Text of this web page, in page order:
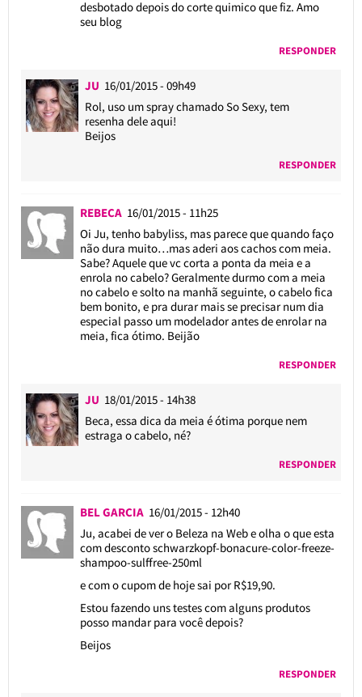
desbotado depois do corte quimico que fiz. Amo
seu blog
RESPONDER
JU 16/01/2015 - 09h49
Rol, uso um spray chamado So Sexy, tem
resenha dele aqui!
Beijos
RESPONDER
REBECA 16/01/2015 - 11h25
Oi Ju, tenho babyliss, mas parece que quando faço
não dura muito…mas aderi aos cachos com meia.
Sabe? Aquele que vc corta a ponta da meia e a
enrola no cabelo? Geralmente durmo com a meia
no cabelo e solto na manhã seguinte, o cabelo fica
bem bonito, e pra durar mais se precisar num dia
especial passo um modelador antes de enrolar na
meia, fica ótimo. Beijão
RESPONDER
JU 18/01/2015 - 14h38
Beca, essa dica da meia é ótima porque nem
estraga o cabelo, né?
RESPONDER
BEL GARCIA 16/01/2015 - 12h40
Ju, acabei de ver o Beleza na Web e olha o que esta
com desconto schwarzkopf-bonacure-color-freeze-
shampoo-sulffree-250ml
e com o cupom de hoje sai por R$19,90.
Estou fazendo uns testes com alguns produtos
posso mandar para você depois?
Beijos
RESPONDER